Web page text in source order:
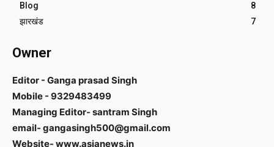
Blog
8
झारखंड
7
Owner
Editor - Ganga prasad Singh
Mobile - 9329483499
Managing Editor- santram Singh
email- gangasingh500@gmail.com
Website- www.asianews.in